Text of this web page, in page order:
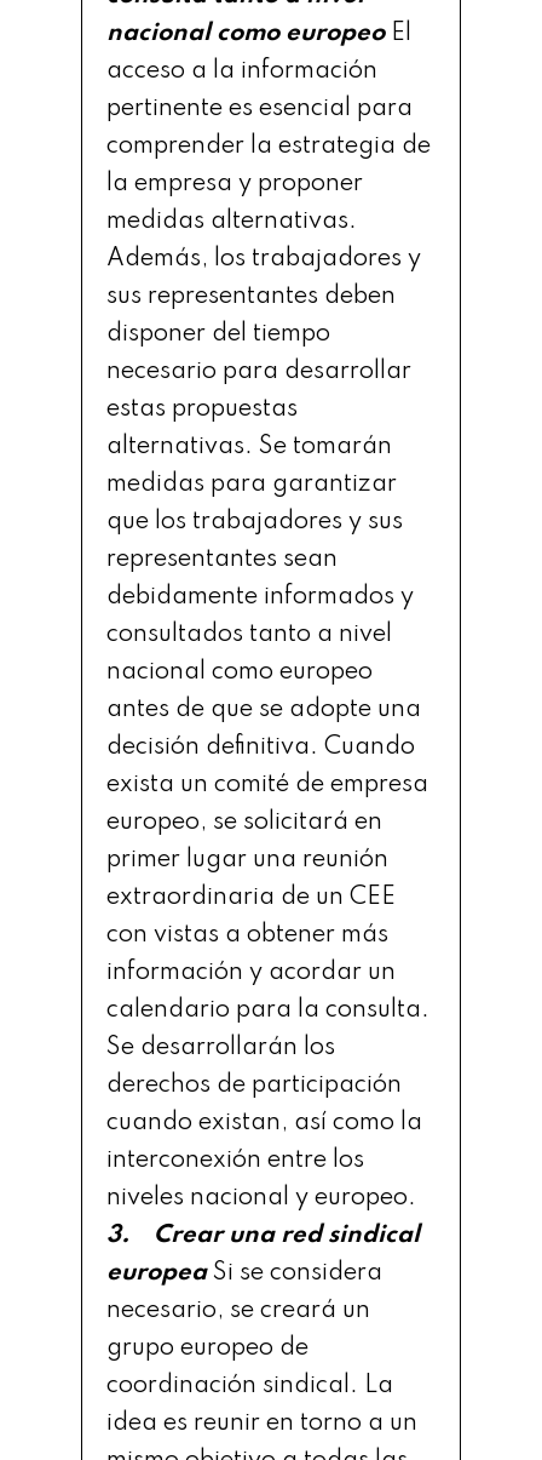
nacional como europeoEl
acceso a la información
pertinente es esencial para
comprender la estrategia de
la empresa y proponer
medidas alternativas.
Además, los trabajadores y
sus representantes deben
disponer del tiempo
necesario para desarrollar
estas propuestas
alternativas. Se tomarán
medidas para garantizar
que los trabajadores y sus
representantes sean
debidamente informados y
consultados tanto a nivel
nacional como europeo
antes de que se adopte una
decisión definitiva. Cuando
exista un comité de empresa
europeo, se solicitará en
primer lugar una reunión
extraordinaria de un CEE
con vistas a obtener más
información y acordar un
calendario para la consulta.
Se desarrollarán los
derechos de participación
cuando existan, así como la
interconexión entre los
niveles nacional y europeo.
3. Crear una red sindical
europeaSi se considera
necesario, se creará un
grupo europeo de
coordinación sindical. La
idea es reunir en torno a un